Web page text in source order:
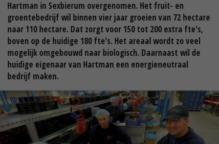
Hartman in Sexbierum overgenomen. Het fruit- en
groentebedrijf wil binnen vier jaar groeien van 72 hectare
naar 110 hectare. Dat zorgt voor 150 tot 200 extra fte's,
boven op de huidige 180 fte's. Het areaal wordt zo veel
mogelijk omgebouwd naar biologisch. Daarnaast wil de
huidige eigenaar van Hartman een energieneutraal
bedrijf maken.